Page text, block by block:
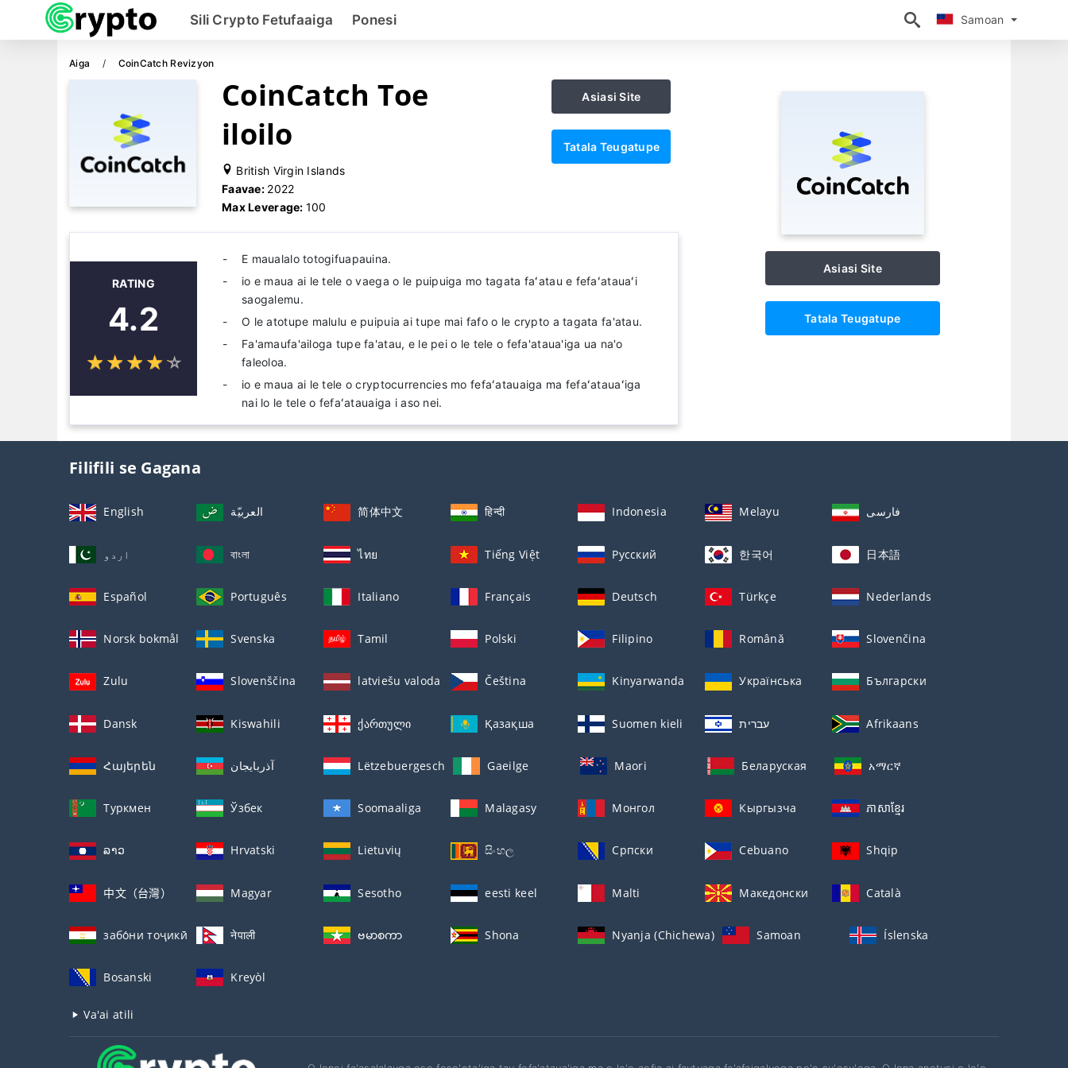
Samoan
Sili Crypto Fetufaaiga Ponesi Samoan
Aiga CoinCatch Revizyon
CoinCatch Toe
iloilo
British Virgin Islands
Faavae: 2022
Max Leverage: 100
Asiasi Site
Tatala Teugatupe
RATING
4.2
☆☆☆☆☆
★★★★★
E maualalo totogifuapauina.
io e maua ai le tele o vaega o le puipuiga mo tagata faʻatau e fefaʻatauaʻi
saogalemu.
O le atotupe malulu e puipuia ai tupe mai fafo o le crypto a tagata fa'atau.
Fa'amaufa'ailoga tupe fa'atau, e le pei o le tele o fefa'ataua'iga ua na'o
faleoloa.
io e maua ai le tele o cryptocurrencies mo fefaʻatauaiga ma fefaʻatauaʻiga
nai lo le tele o fefaʻatauaiga i aso nei.
Asiasi Site
Tatala Teugatupe
Filifili se Gagana
English العربيّة 简体中文 हिन्दी Indonesia Melayu فارسی
اردو বাংলা ไทย Tiếng Việt Русский 한국어 日本語
Español Português Italiano Français Deutsch Türkçe Nederlands
Norsk bokmål Svenska Tamil Polski Filipino Română Slovenčina
Zulu Slovenščina latviešu valoda Čeština Kinyarwanda Українська Български
Dansk Kiswahili ქართული Қазақша Suomen kieli עברית Afrikaans
Հայերեն آذربايجان Lëtzebuergesch Gaeilge Maori Беларуская አማርኛ
Туркмен Ўзбек Soomaaliga Malagasy Монгол Кыргызча ភាសាខ្មែរ
ລາວ Hrvatski Lietuvių සිංහල Српски Cebuano Shqip
中文（台灣） Magyar Sesotho eesti keel Malti Македонски Català
забо́ни тоҷикӣ́ नेपाली ဗမာစကာ Shona Nyanja (Chichewa) Samoan Íslenska
Bosanski Kreyòl
Va'ai atili